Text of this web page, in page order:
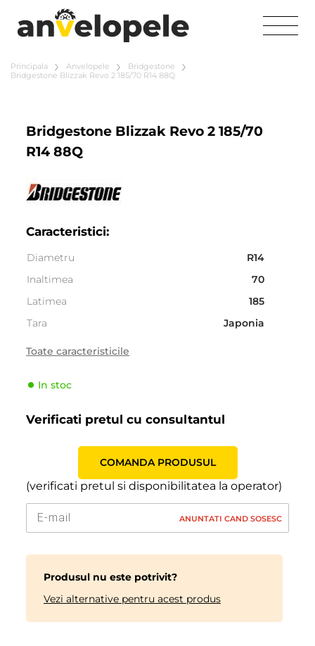
Principala Anvelopele
Bridgestone
Bridgestone Blizzak Revo 2 185/70 R14 88Q
Bridgestone Blizzak Revo 2 185/70
R14 88Q
Caracteristici:
Diametru
R14
Inaltimea
70
Latimea
185
Tara
Japonia
Sezonalitate
Producator
Toate caracteristicile
In stoc
Verificati pretul cu consultantul
COMANDA PRODUSUL
(verificati pretul si disponibilitatea la operator)
ANUNTATI CAND SOSESC
Produsul nu este potrivit?
Vezi alternative pentru acest produs